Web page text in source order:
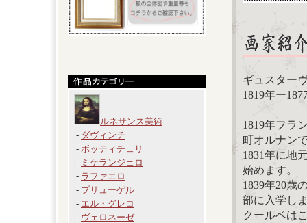
ルネサンス美術
|- ダヴィンチ
|- ボッティチェリ
|- ミケランジェロ
|- ラファエロ
|- ブリューゲル
|- エル・グレコ
|- ヴェロネーゼ
ギュスター
1819年ー
1819年フラ
町オルナン
1831年に地
始めます。
1839年20歳
部に入学し
クールベは